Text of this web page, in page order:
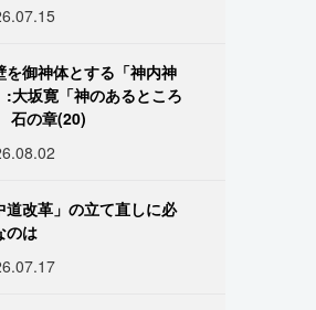
を御神体とする「神内神
:大坂寛「神のあるところ
石の章(20)
道改革」の立て直しに必
のは